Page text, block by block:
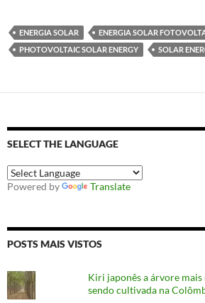
ENERGIA SOLAR ENERGIA SOLAR
PHOTOVOLTAIC SOLAR ENERGY
SOLAR
SELECT THE LANGUAGE
Powered by Translate
POSTS MAIS VISTOS
Kiri japonês a árvore
sendo cultivada na